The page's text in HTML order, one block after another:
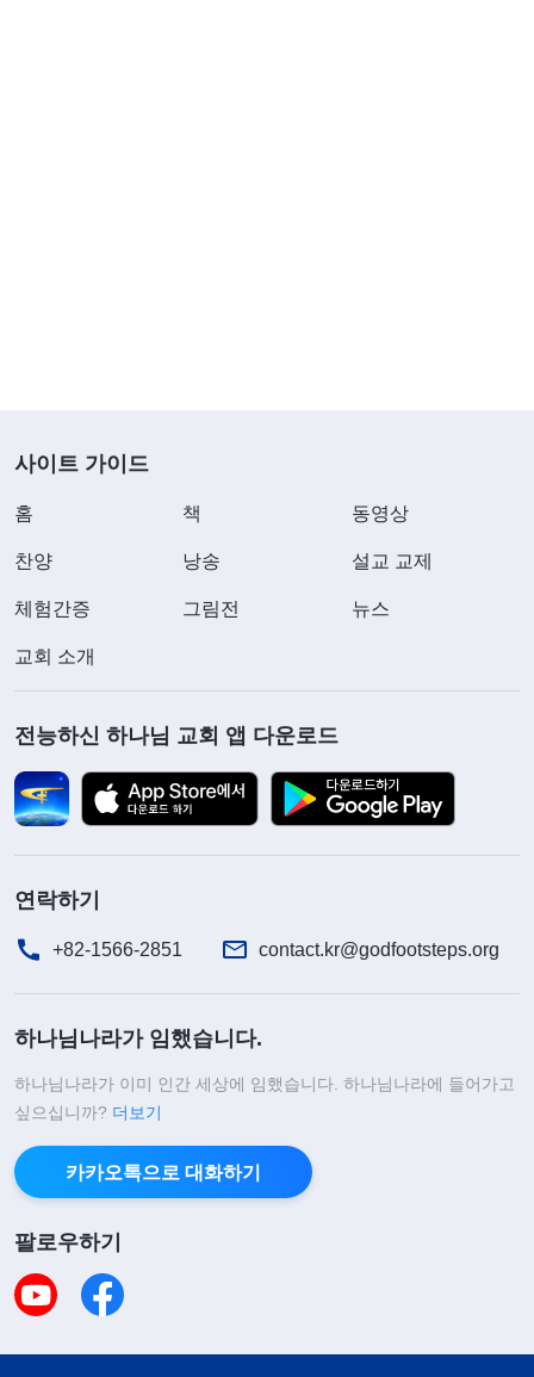
사이트 가이드
홈 책 동영상
찬양 낭송 설교 교제
체험간증 그림전 뉴스
교회 소개
전능하신 하나님 교회 앱 다운로드
연락하기
+82-1566-2851 contact.kr@godfootsteps.org
하나님나라가 임했습니다.
하나님나라가 이미 인간 세상에 임했습니다. 하나님나라에 들어가고
싶으십니까? 더보기
카카오톡으로 대화하기
팔로우하기